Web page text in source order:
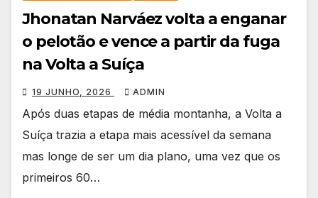
Jhonatan Narváez volta a enganar
o pelotão e vence a partir da fuga
na Volta a Suíça
19 JUNHO, 2026 ADMIN
Após duas etapas de média montanha, a Volta a
Suíça trazia a etapa mais acessível da semana
mas longe de ser um dia plano, uma vez que os
primeiros 60…